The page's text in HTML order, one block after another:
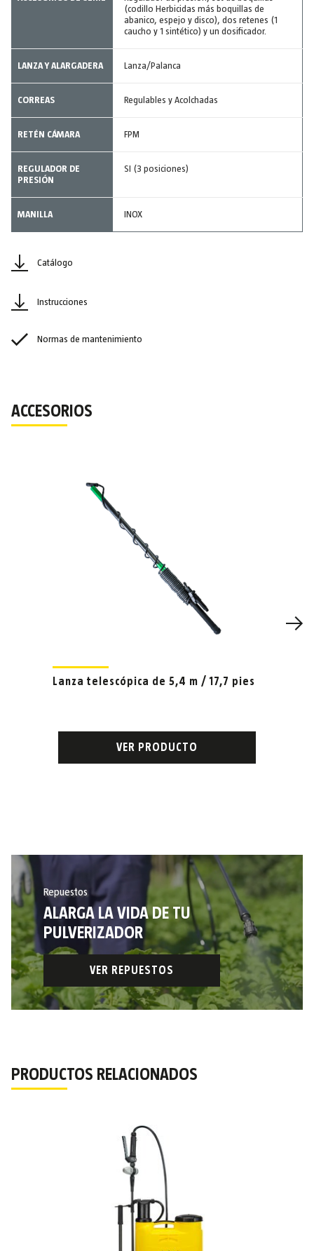
(codillo Herbicidas más boquillas de
abanico, espejo y disco), dos retenes (1
caucho y 1 sintético) y un dosificador.
LANZA Y ALARGADERA Lanza/Palanca
CORREAS Regulables y Acolchadas
RETÉN CÁMARA FPM
REGULADOR DE
PRESIÓN
SI (3 posiciones)
MANILLA INOX
Catálogo
Instrucciones
Normas de mantenimiento
ACCESORIOS
Lanza telescópica de 5,4 m / 17,7 pies
VER PRODUCTO
Repuestos
ALARGA LA VIDA DE TU
PULVERIZADOR
VER REPUESTOS
PRODUCTOS RELACIONADOS